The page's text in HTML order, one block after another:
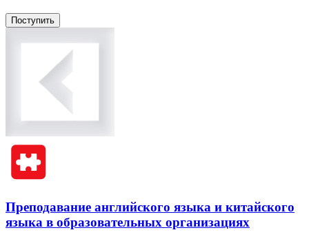
Поступить
Преподавание английского языка и китайского
языка в образовательных организациях